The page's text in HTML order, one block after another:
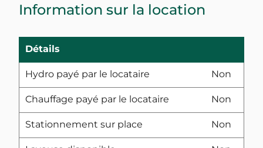
Information sur la location
Détails
Hydro payé par le locataire Non
Chauffage payé par le locataire Non
Stationnement sur place Non